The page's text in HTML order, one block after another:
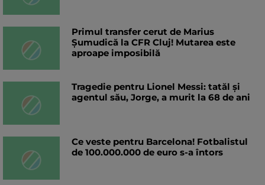
Primul transfer cerut de Marius
Șumudică la CFR Cluj! Mutarea este
aproape imposibilă
Tragedie pentru Lionel Messi: tatăl și
agentul său, Jorge, a murit la 68 de ani
Ce veste pentru Barcelona! Fotbalistul
de 100.000.000 de euro s-a întors